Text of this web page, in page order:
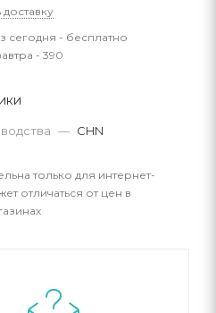
доставку
сегодня - бесплатно
- 390
— CHN
только для интернет-
отличаться от цен в